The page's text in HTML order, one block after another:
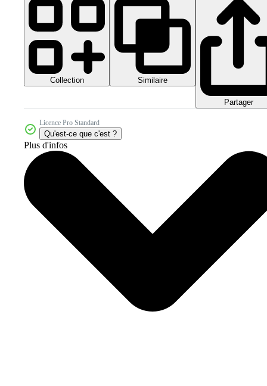
Collection Similaire
Partager
Licence Pro Standard
Qu'est-ce que c'est ?
Plus d'infos